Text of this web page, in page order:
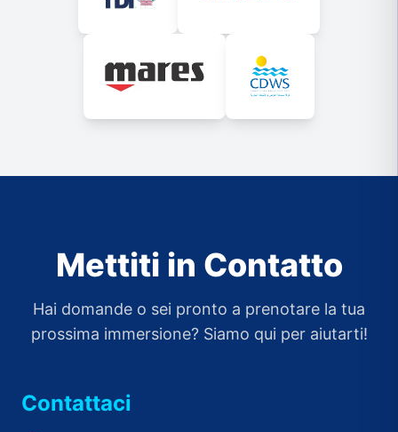
Mettiti in Contatto
Hai domande o sei pronto a prenotare la tua
prossima immersione? Siamo qui per aiutarti!
Contattaci